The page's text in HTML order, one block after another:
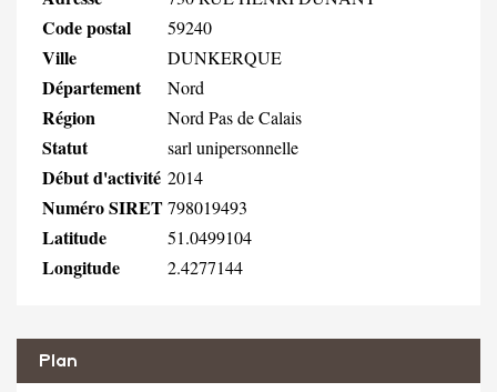
Code postal 59240
Ville DUNKERQUE
Département Nord
Région Nord Pas de Calais
Statut sarl unipersonnelle
Début d'activité 2014
Numéro SIRET798019493
Latitude 51.0499104
Longitude 2.4277144
Plan